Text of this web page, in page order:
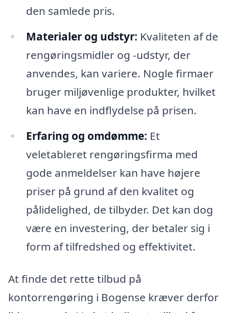
den samlede pris.
Materialer og udstyr: Kvaliteten af de
rengøringsmidler og -udstyr, der
anvendes, kan variere. Nogle firmaer
bruger miljøvenlige produkter, hvilket
kan have en indflydelse på prisen.
Erfaring og omdømme: Et
veletableret rengøringsfirma med
gode anmeldelser kan have højere
priser på grund af den kvalitet og
pålidelighed, de tilbyder. Det kan dog
være en investering, der betaler sig i
form af tilfredshed og effektivitet.
At finde det rette tilbud på
kontorrengøring i Bogense kræver derfor